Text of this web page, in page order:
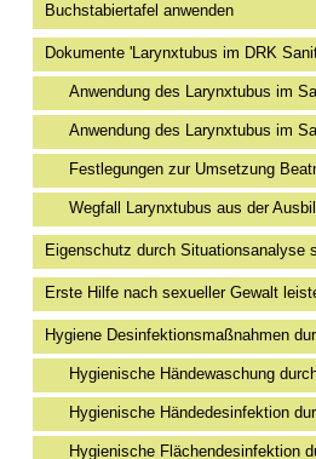
Buchstabiertafel anwenden
Dokumente 'Larynxtubus im DRK
Anwendung des Larynxtubus im
Anwendung des Larynxtubus im
Festlegungen zur Umsetzung
Wegfall Larynxtubus aus der
Eigenschutz durch Situationsanalyse
Erste Hilfe nach sexueller Gewalt
Hygiene Desinfektionsmaßnahmen
Hygienische Händewaschung
Hygienische Händedesinfektion
Hygienische Flächendesinfektion